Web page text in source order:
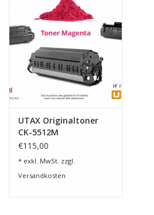
UTAX Originaltoner
CK-5512M
€115,00
* exkl. MwSt. zzgl.
Versandkosten